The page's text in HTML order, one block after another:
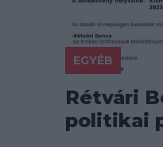
EGYÉB
Rétvári
politikai